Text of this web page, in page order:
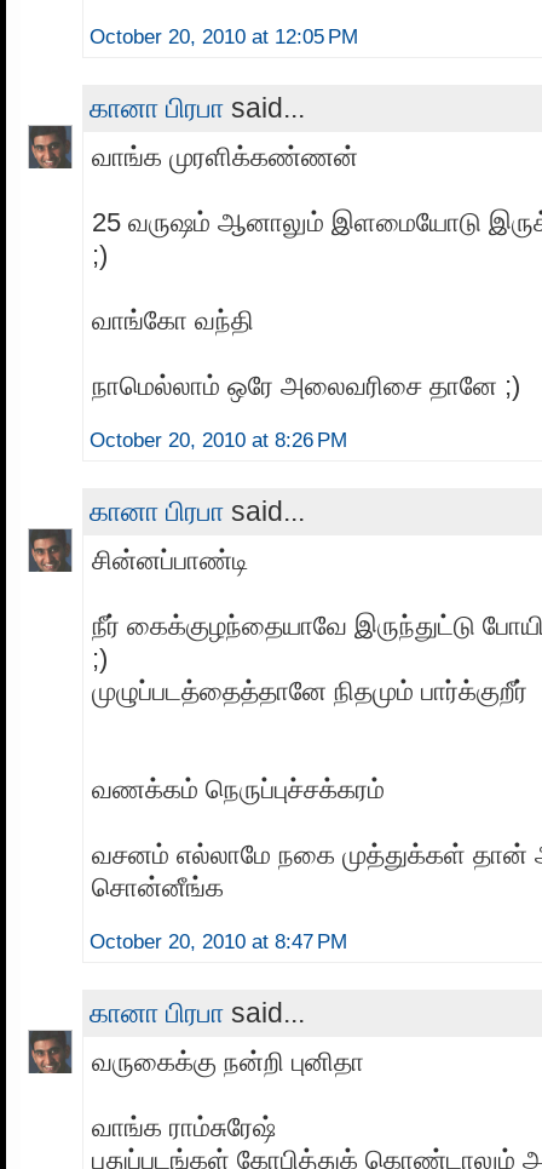
October 20, 2010 at 12:05 PM
கானா பிரபா said...
வாங்க முரளிக்கண்ணன்
25 வருஷம் ஆனாலும் இளமையோடு
;)
வாங்கோ வந்தி
நாமெல்லாம் ஒரே அலைவரிசை தானே ;)
October 20, 2010 at 8:26 PM
கானா பிரபா said...
சின்னப்பாண்டி
நீர் கைக்குழந்தையாவே இருந்துட்டு
;)
முழுப்படத்தைத்தானே நிதமும் பார்க்குறீர்
வணக்கம் நெருப்புச்சக்கரம்
வசனம் எல்லாமே நகை முத்துக்கள் தான்
சொன்னீங்க
October 20, 2010 at 8:47 PM
கானா பிரபா said...
வருகைக்கு நன்றி புனிதா
வாங்க ராம்சுரேஷ்
புதுப்படங்கள் கோபித்துக்